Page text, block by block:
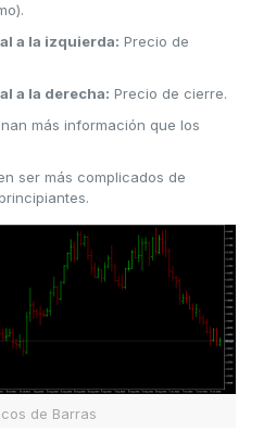
a la izquierda: Precio de
a la derecha: Precio de cierre.
más información que los
ser más complicados de
de Barras